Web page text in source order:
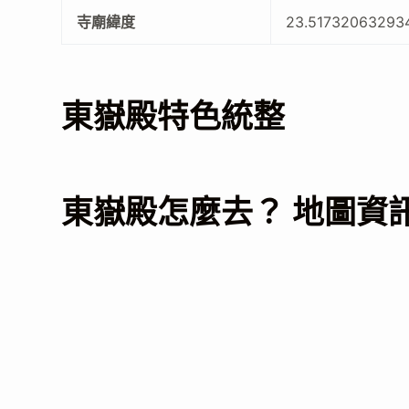
寺廟緯度
東嶽殿特色統整
東嶽殿怎麼去？ 地圖資